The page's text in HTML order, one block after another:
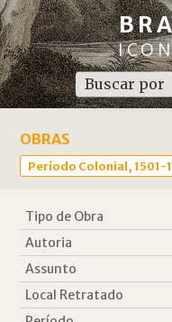
OBRAS
Período Colonial, 1501-